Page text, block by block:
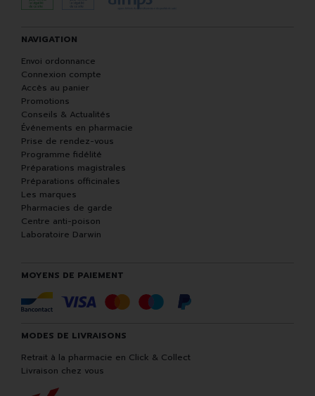
NAVIGATION
Envoi ordonnance
Connexion compte
Accès au panier
Promotions
Conseils & Actualités
Événements en pharmacie
Prise de rendez-vous
Programme fidélité
Préparations magistrales
Préparations officinales
Les marques
Pharmacies de garde
Centre anti-poison
Laboratoire Darwin
MOYENS DE PAIEMENT
MODES DE LIVRAISONS
Retrait à la pharmacie en Click & Collect
Livraison chez vous